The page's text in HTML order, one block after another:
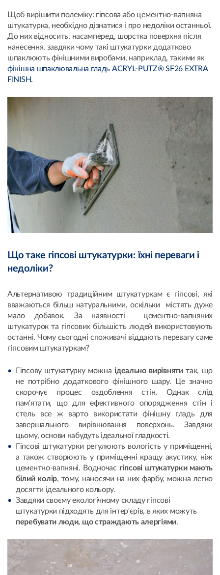
Щоб вирішити полеміку: гіпсова або цементно-вапняна
штукатурка, необхідно дізнатися і про недоліки останньої.
До них відносить, насамперед, шорстка поверхня після
нанесення, завдяки чому такі штукатурки додатково
шпаклюють фінішними виробами, наприклад, такими як
фінішна шпаклювальна гладь ACRYL-PUTZ® SF26 EXTRA
FINISH.
Що таке гіпсові штукатурки: їхні переваги і
недоліки?
Альтернативою традиційним штукатуркам є гіпсові, які
вважаються більш натуральними, оскільки містять дуже
мало добавок. За наявності цементно-вапняних
штукатурок та гіпсових більшість людей використовують
останні. Чому сьогодні споживачі віддають перевагу саме
гіпсовим штукатуркам?
Гіпсову штукатурку можнаідеально вирівнятитак, що
не потрібно додаткового фінішного шару. Це значно
скорочує процес оздоблення стін. Однак слід
пам'ятати, що для ефективного опорядження стін і
стель все ж варто використати фінішну гладь для
завершального вирівнювання поверхонь. Завдяки
цьому, основи набудуть ідеальної гладкості.
Гіпсові штукатурки регулюють вологість у приміщенні,
а також створюють у приміщенні кращу акустику, ніж
цементно-вапняні. Водночас гіпсові штукатурки мають
білий колір, тому, наносячи на них фарбу, можна легко
досягти ідеального кольору.
Завдяки своєму екологічному складу гіпсові
штукатурки підходять для інтер'єрів, в яких можуть
перебувати люди, що страждають алергіями.